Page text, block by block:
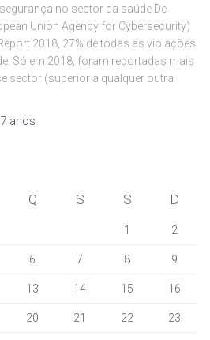
no sector da saúde De
Union Agency for Cybersecurity)
2018, 27% de todas as violações
Só em 2018, foram reportadas mais
sector (superior a qualquer outra
7 anos
Q S S D
1 2
6 7 8 9
13 14 15 16
20 21 22 23